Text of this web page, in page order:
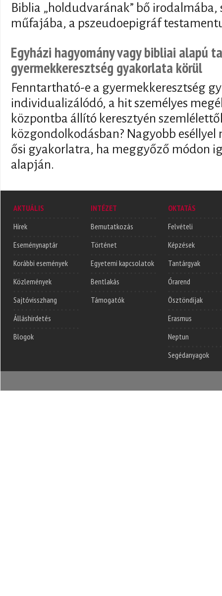
Biblia „holdudvarának” bő
műfajába, a pszeudoepigráf
Egyházi hagyomány vagy bibliai alapú
gyermekkeresztség gyakorlata körül
Fenntartható-e a gyermekkeresztség
individualizálódó, a hit személyes
központba állító keresztyén
közgondolkodásban? Nagyobb
ősi gyakorlatra, ha meggyőző módon
alapján.
AKTUÁLIS
Hírek
Eseménynaptár
Korábbi események
Közlemények
Sajtóvisszhang
Álláshirdetés
Blogok
INTÉZET
Bemutatkozás
Történet
Egyetemi kapcsolatok
Bentlakás
Támogatók
OKTATÁS
Felvételi
Képzések
Tantárgyak
Órarend
Ösztöndíjak
Erasmus
Neptun
Segédanyagok